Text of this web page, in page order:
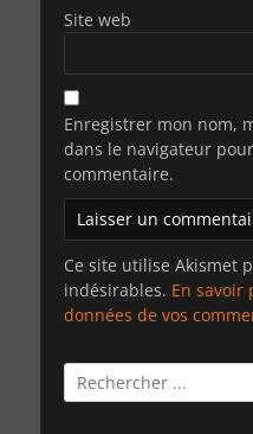
Site web
Enregistrer mon nom,
dans le navigateur
commentaire.
Ce site utilise Akismet
indésirables. En savoir
données de vos
Rechercher :